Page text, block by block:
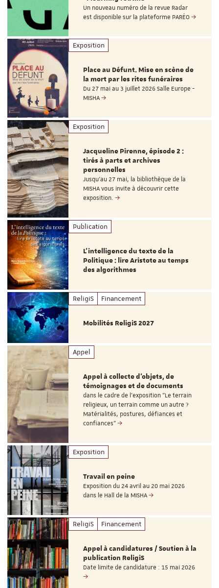
Un nouveau numéro de la revue Radar
est disponible sur la plateforme PARÉO
Exposition
Place au Défunt. Mise en scène de
la mort par les rites funéraires
Du 27 mai au 3 juillet 2026 Salle Europe -
MISHA
Exposition
Jacqueline Pirenne, épisode 2 :
tirés à parts et archives
personnelles
Jusqu’au 27 mai, la bibliothèque de la
MISHA vous invite à découvrir cette
exposition.
Publication
L’intelligence du texte de la
Politique : lire Aristote au temps
des algorithmes
ReligiS Financement
Mobilités ReligiS 2027
Appel
Appel à collecte d'objets, de
témoignages et de documents
dans le cadre de l'exposition "Le terrain
religieux, un terrain comme un autre ?
Matérialités, postures, défiances et
confiances"
Exposition
Travail en peine
Exposition du 24 avril au 20 mai 2026
dans le Hall de la MISHA
ReligiS Financement
Appel à candidatures / Soutien à la
publication ReligiS
Date limite de candidature : 15 mai 2026